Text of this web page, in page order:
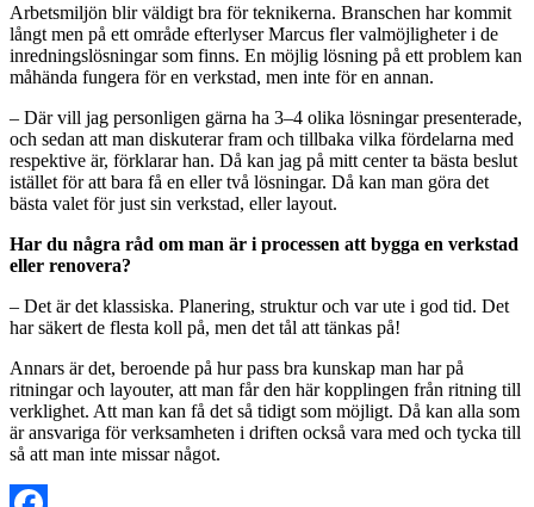
Arbetsmiljön blir väldigt bra för teknikerna. Branschen har kommit
långt men på ett område efterlyser Marcus fler valmöjligheter i de
inredningslösningar som finns. En möjlig lösning på ett problem kan
måhända fungera för en verkstad, men inte för en annan.
– Där vill jag personligen gärna ha 3–4 olika lösningar presenterade,
och sedan att man diskuterar fram och tillbaka vilka fördelarna med
respektive är, förklarar han. Då kan jag på mitt center ta bästa beslut
istället för att bara få en eller två lösningar. Då kan man göra det
bästa valet för just sin verkstad, eller layout.
Har du några råd om man är i processen att bygga en verkstad
eller renovera?
– Det är det klassiska. Planering, struktur och var ute i god tid. Det
har säkert de flesta koll på, men det tål att tänkas på!
Annars är det, beroende på hur pass bra kunskap man har på
ritningar och layouter, att man får den här kopplingen från ritning till
verklighet. Att man kan få det så tidigt som möjligt. Då kan alla som
är ansvariga för verksamheten i driften också vara med och tycka till
så att man inte missar något.